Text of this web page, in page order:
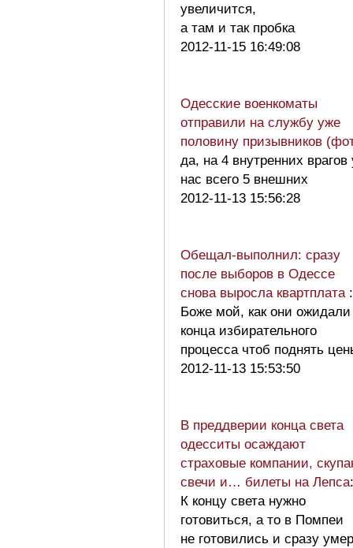
увеличится,
а там и так пробка
2012-11-15 16:49:08
Одесские военкоматы
отправили на службу уже
половину призывников
да, на 4 внутренних врагов
нас всего 5 внешних
2012-11-13 15:56:28
Обещал-выполнил: сразу
после выборов в Одессе
снова выросла квартплата :
Боже мой, как они ожидали
конца избирательного
процесса чтоб поднять
2012-11-13 15:53:50
В преддверии конца света
одесситы осаждают
страховые компании,
свечи и… билеты на Лепса:
К концу света нужно
готовиться, а то в Помпеи
не готовились и сразу